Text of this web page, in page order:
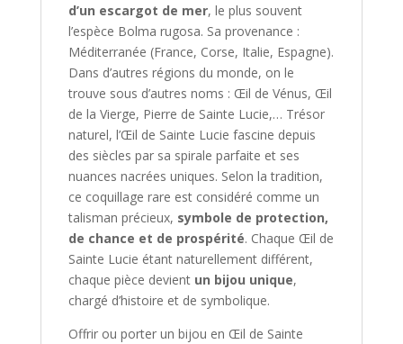
d’un escargot de mer, le plus souvent
l’espèce Bolma rugosa. Sa provenance :
Méditerranée (France, Corse, Italie, Espagne).
Dans d’autres régions du monde, on le
trouve sous d’autres noms : Œil de Vénus, Œil
de la Vierge, Pierre de Sainte Lucie,… Trésor
naturel, l’Œil de Sainte Lucie fascine depuis
des siècles par sa spirale parfaite et ses
nuances nacrées uniques. Selon la tradition,
ce coquillage rare est considéré comme un
talisman précieux, symbole de protection,
de chance et de prospérité. Chaque Œil de
Sainte Lucie étant naturellement différent,
chaque pièce devient un bijou unique,
chargé d’histoire et de symbolique.
Offrir ou porter un bijou en Œil de Sainte